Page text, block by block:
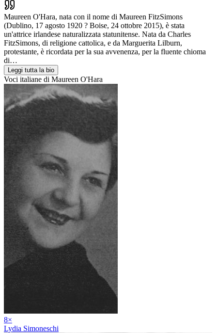
Maureen O'Hara, nata con il nome di Maureen FitzSimons
(Dublino, 17 agosto 1920 ? Boise, 24 ottobre 2015), è stata
un'attrice irlandese naturalizzata statunitense. Nata da Charles
FitzSimons, di religione cattolica, e da Marguerita Lilburn,
protestante, è ricordata per la sua avvenenza, per la fluente chioma
di…
Leggi tutta la bio
Voci italiane di Maureen O'Hara
8×
Lydia Simoneschi